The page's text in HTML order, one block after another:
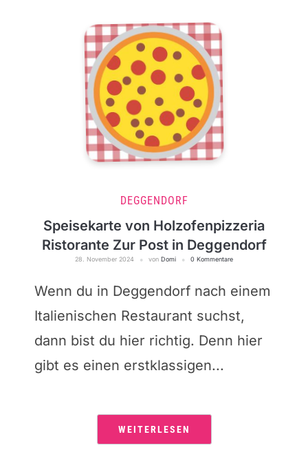
DEGGENDORF
Speisekarte von Holzofenpizzeria
Ristorante Zur Post in Deggendorf
28. November 2024 von Domi 0 Kommentare
Wenn du in Deggendorf nach einem
Italienischen Restaurant suchst,
dann bist du hier richtig. Denn hier
gibt es einen erstklassigen...
WEITERLESEN